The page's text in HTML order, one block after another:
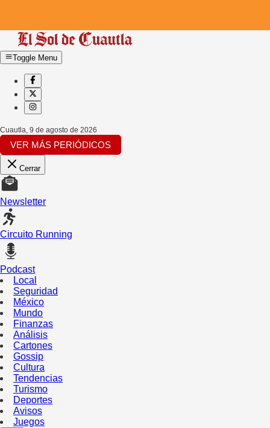
Toggle Menu
Cuautla, 9 de agosto de 2026
VER MÁS PERIÓDICOS
Cerrar
Newsletter
Circuito Running
Podcast
Local
Seguridad
México
Mundo
Finanzas
Análisis
Cartones
Gossip
Cultura
Tendencias
Turismo
Deportes
Avisos
Juegos